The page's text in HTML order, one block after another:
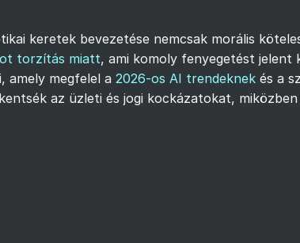
keretek bevezetése nemcsak morális
torzítás miatt, ami komoly fenyegetést jelent
amely megfelel a 2026-os AI trendeknek és a
az üzleti és jogi kockázatokat,